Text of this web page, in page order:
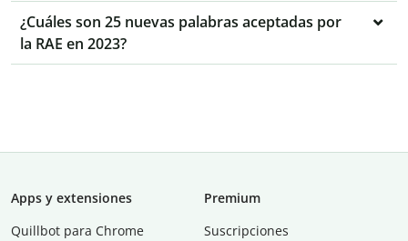
¿Cuáles son 25 nuevas palabras aceptadas por
la RAE en 2023?
Apps y extensiones
Quillbot para Chrome
Premium
Suscripciones